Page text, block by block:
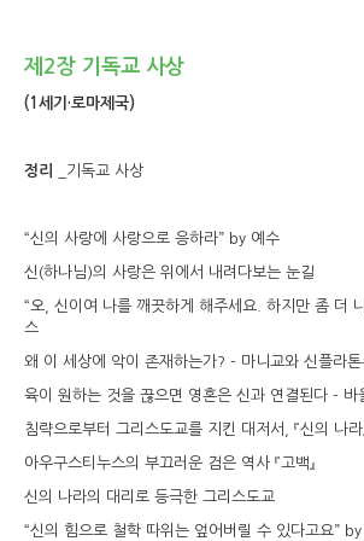
제2장 기독교 사상
(1세기·로마제국)
정리 _기독교 사상
“신의 사랑에 사랑으로 응하라” by 예수
신(하나님)의 사랑은 위에서 내려다보는 눈길
“오, 신이여 나를 깨끗하게 해주세요. 하지만 좀 더
스
왜 이 세상에 악이 존재하는가? - 마니교와 신플라톤
육이 원하는 것을 끊으면 영혼은 신과 연결된다 - 바
침략으로부터 그리스도교를 지킨 대저서, 『신의 나라
아우구스티누스의 부끄러운 검은 역사 『고백』
신의 나라의 대리로 등극한 그리스도교
“신의 힘으로 철학 따위는 엎어버릴 수 있다고요”